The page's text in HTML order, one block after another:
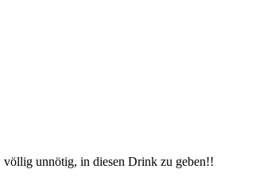
völlig unnötig, in diesen Drink zu geben!!